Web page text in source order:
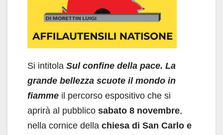
Si intitola Sul confine della pace. La
grande bellezza scuote il mondo in
fiamme il percorso espositivo che si
aprirà al pubblico sabato 8 novembre,
nella cornice della chiesa di San Carlo e